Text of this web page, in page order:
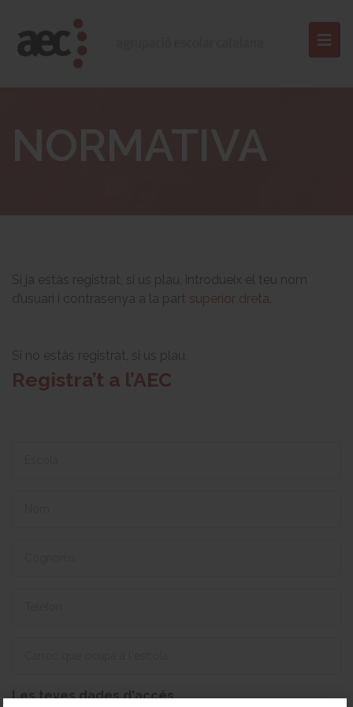
Si ja estàs registrat, si us plau, introdueix el teu nom
d’usuari i contrasenya a la part superior dreta.
Si no estàs registrat, si us plau,
Registra’t a l’AEC
Les teves dades d'accés